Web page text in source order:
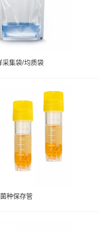
采集袋/均质袋
种保存管